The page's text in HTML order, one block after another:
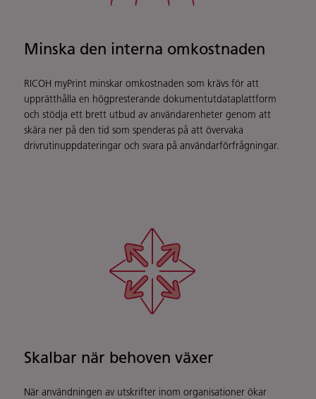
Minska den interna omkostnaden
RICOH myPrint minskar omkostnaden som krävs för att
upprätthålla en högpresterande dokumentutdataplattform
och stödja ett brett utbud av användarenheter genom att
skära ner på den tid som spenderas på att övervaka
drivrutinuppdateringar och svara på användarförfrågningar.
Skalbar när behoven växer
När användningen av utskrifter inom organisationer ökar